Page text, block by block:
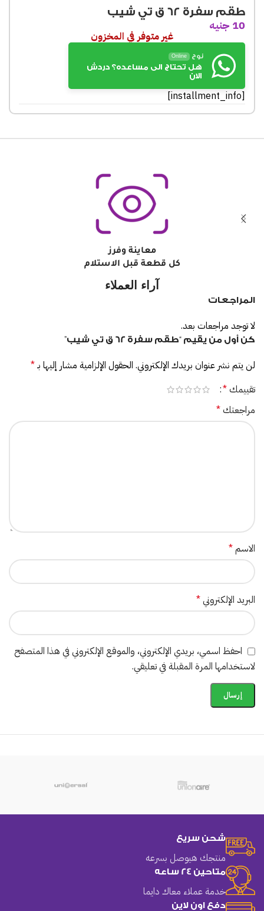
طقم سفرة 62 ق تي شيب
10 جنيه
غير متوفر في المخزون
نوح Online
هل تحتاج الى مساعده؟ دردش
الان
[installment_info]
معاينة وفرز
كل قطعة قبل الاستلام
آراء العملاء
المراجعات
لا توجد مراجعات بعد.
كن أول من يقيم “طقم سفرة 62 ق تي شيب”
لن يتم نشر عنوان بريدك الإلكتروني. الحقول الإلزامية مشار إليها بـ*
تقييمك*
مراجعتك*
الاسم*
البريد الإلكتروني*
احفظ اسمي، بريدي الإلكتروني، والموقع الإلكتروني في هذا المتصفح
لاستخدامها المرة المقبلة في تعليقي.
شحن سريع
منتجك هيوصل بسرعه
متاحين 24 ساعه
خدمة عملاء معاك دايما
دفع اون لاين